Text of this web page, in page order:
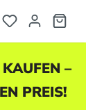
–
PREIS!